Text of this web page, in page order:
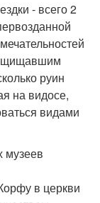
- всего 2
руин
на видосе,
видами
музеев
в церкви